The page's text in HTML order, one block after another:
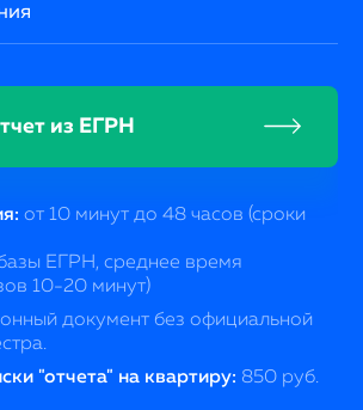
из ЕГРН
от 10 минут до 48 часов (сроки
ЕГРН, среднее время
10-20 минут)
документ без официальной
"отчета" на квартиру: 850 руб.